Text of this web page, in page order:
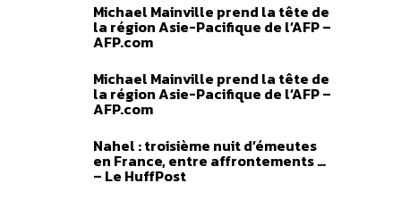
Michael Mainville prend la tête de
la région Asie-Pacifique de l’AFP –
AFP.com
Michael Mainville prend la tête de
la région Asie-Pacifique de l’AFP –
AFP.com
Nahel : troisième nuit d’émeutes
en France, entre affrontements …
– Le HuffPost